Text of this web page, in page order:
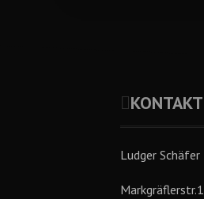
KONTAKT
Ludger Schäfer
Markgräflerstr.1